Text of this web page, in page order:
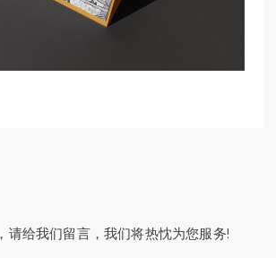
请给我们留言，我们将热忱为您服务!